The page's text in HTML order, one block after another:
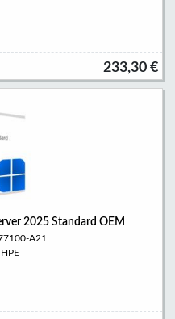
233,30 €
2025 Standard OEM
A21